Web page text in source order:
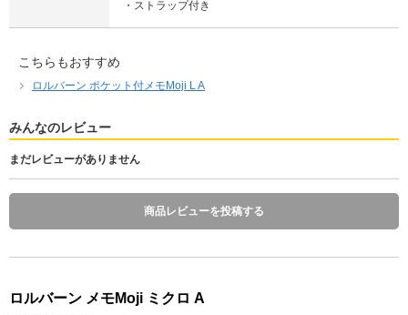
・ストラップ付き
こちらもおすすめ
ロルバーン ポケット付メモMoji L A
みんなのレビュー
まだレビューがありません
商品レビューを投稿する
ロルバーン メモMoji ミクロ A